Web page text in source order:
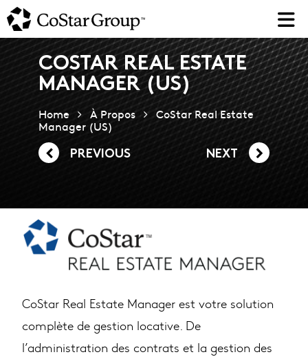
Skip
to
main
content
COSTAR REAL ESTATE
MANAGER (US)
Home À Propos
CoStar Real Estate
Manager (US)
PREVIOUS NEXT
CoStar Real Estate Manager est votre solution
complète de gestion locative. De
l’administration des contrats et la gestion des